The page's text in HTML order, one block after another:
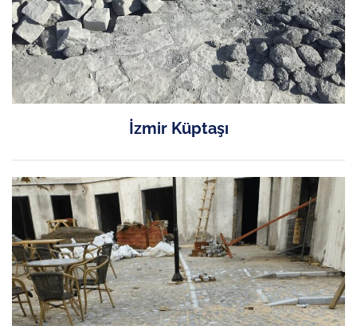
İzmir Küptaşı